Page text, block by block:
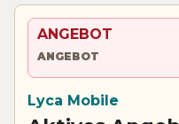
ANGEBOT
ANGEBOT
Lyca Mobile